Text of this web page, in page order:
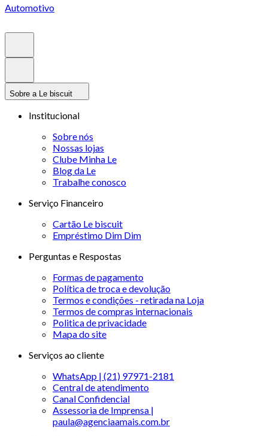
Automotivo
Sobre a Le biscuit
Institucional
Sobre nós
Nossas lojas
Clube Minha Le
Blog da Le
Trabalhe conosco
Serviço Financeiro
Cartão Le biscuit
Empréstimo Dim Dim
Perguntas e Respostas
Formas de pagamento
Política de troca e devolução
Termos e condições - retirada na Loja
Termos de compras internacionais
Politica de privacidade
Mapa do site
Serviços ao cliente
WhatsApp | (21) 97971-2181
Central de atendimento
Canal Confidencial
Assessoria de Imprensa |
paula@agenciaamais.com.br